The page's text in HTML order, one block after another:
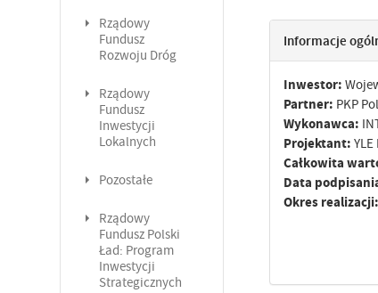
Rządowy
Fundusz
Rozwoju Dróg
Rządowy
Fundusz
Inwestycji
Lokalnych
Pozostałe
Rządowy
Fundusz Polski
Ład: Program
Inwestycji
Strategicznych
Informacje
Inwestor:
Partner: PKP
Wykonawca:
Projektant:
Całkowita
Data
Okres realizacji: